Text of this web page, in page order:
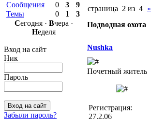
Сообщения
0 3
9
Темы
0 1
3
Сегодня · Вчера ·
Неделя
Вход на сайт
Ник
Пароль
Забыли пароль?
страница 2 из 4 «
Подводная охота
Nushka
Почетный житель
Регистрация:
27.2.06